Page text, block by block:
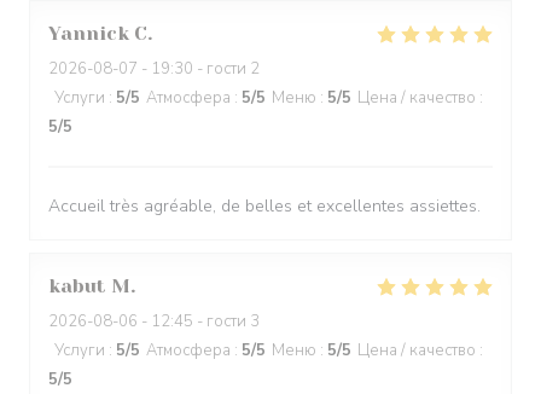
Yannick C
2026-08-07 - 19:30 - гости 2
Услуги : 5/5 Атмосфера : 5/5 Меню : 5/5 Цена / качество :
5/5
Accueil très agréable, de belles et excellentes assiettes.
kabut M
2026-08-06 - 12:45 - гости 3
Услуги : 5/5 Атмосфера : 5/5 Меню : 5/5 Цена / качество :
5/5